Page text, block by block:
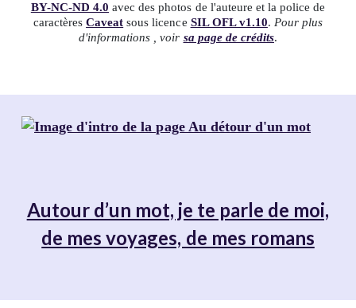
BY-NC-ND 4.0 avec des photos de l'auteure et la police de
caractèresCaveat sous licence SIL OFL v1.10. Pour plus
d'informations , voir sa page de crédits.
Autour d’un mot, je te parle de moi,
de mes voyages, de mes romans